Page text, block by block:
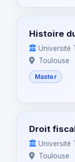
Histoire
Université
Toulouse
Master
Droit
Université
Toulouse